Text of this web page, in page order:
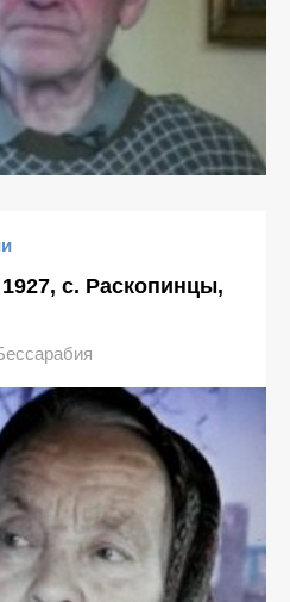
с. Раскопинцы,